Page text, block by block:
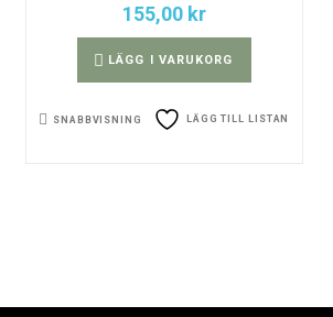
155,00 kr
LÄGG I VARUKORG
SNABBVISNING LÄGG TILL LISTAN